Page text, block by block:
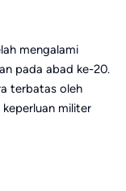
mengalami
pada abad ke-20.
terbatas oleh
militer